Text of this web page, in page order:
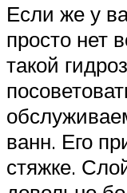
Если же у
просто нет
такой
ванн. Его
стяжке.